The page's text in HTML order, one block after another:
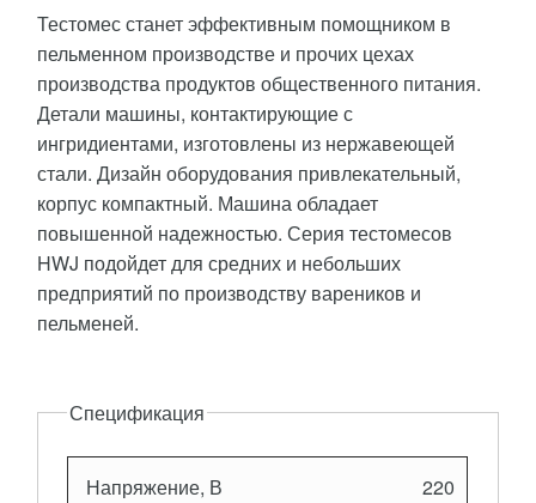
Тестомес станет эффективным помощником в
пельменном производстве и прочих цехах
производства продуктов общественного питания.
Детали машины, контактирующие с
ингридиентами, изготовлены из нержавеющей
стали. Дизайн оборудования привлекательный,
корпус компактный. Машина обладает
повышенной надежностью. Серия тестомесов
HWJ подойдет для средних и небольших
предприятий по производству вареников и
пельменей.
Описание
Спецификация
Напряжение, В 220